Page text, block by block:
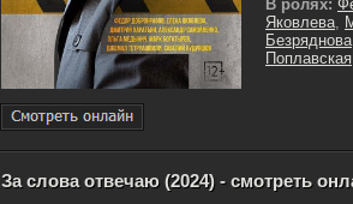
В ролях:
Яковлева,
Безряднова
Поплавская
За слова отвечаю (2024) - смотреть